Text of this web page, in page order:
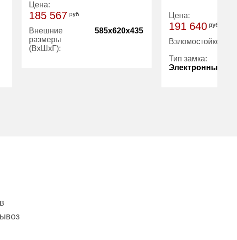
Цена:
185 567 руб
Внешние
размеры
(ВхШхГ):
585x620x435
Цена:
191 640 руб
Взломостойкость:
Тип замка:
Электронный